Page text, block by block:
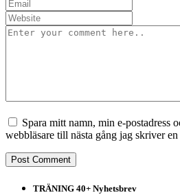
Spara mitt namn, min e-postadress
webbläsare till nästa gång jag skriver
TRÄNING 40+ Nyhetsbrev